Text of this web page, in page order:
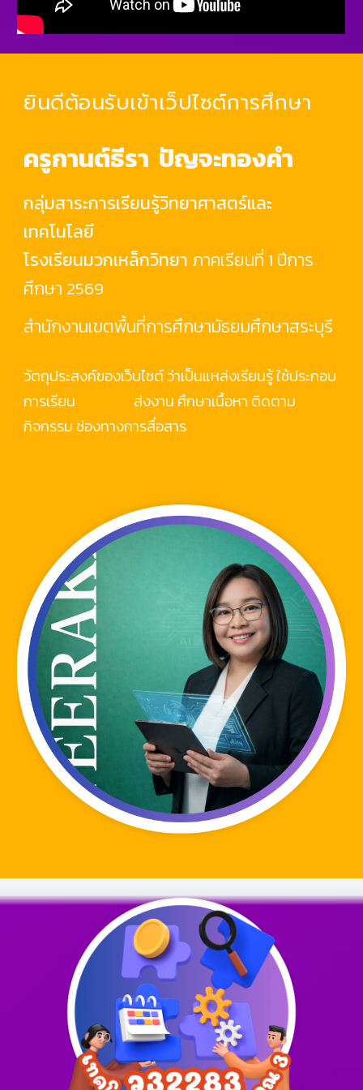
ยินดีต้อนรับเข้าเว็ปไซต์การศึกษา
ครูกานต์ธีรา ปัญจะทองคำ
กลุ่มสาระการเรียนรู้วิทยาศาสตร์และ
เทคโนโลยี
โรงเรียนมวกเหล็กวิทยา ภาคเรียนที่ 1 ปีการ
ศึกษา 2569
สำนักงานเขตพื้นที่การศึกษามัธยมศึกษาสระบุรี
วัตถุประสงค์ของเว็บไซต์ ว่าเป็นแหล่งเรียนรู้ ใช้ประกอบ
การเรียน ส่งงาน ศึกษาเนื้อหา ติดตาม
กิจกรรม ช่องทางการสื่อสาร